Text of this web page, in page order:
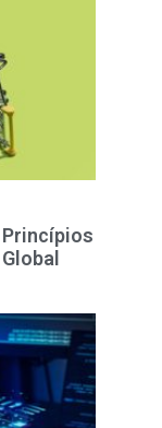
Princípios